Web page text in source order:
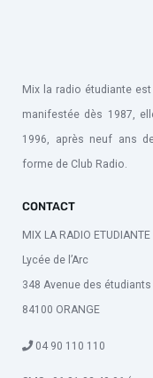
Mix la radio étudiante
manifestée dès 1987,
1996, après neuf ans
forme de Club Radio.
CONTACT
MIX LA RADIO ETUDIANTE
Lycée de l’Arc
348 Avenue des étudiants
84100 ORANGE
04 90 110 110